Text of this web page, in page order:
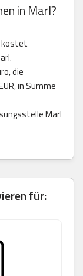
in Marl?
kostet
die
in Summe
Marl
für: